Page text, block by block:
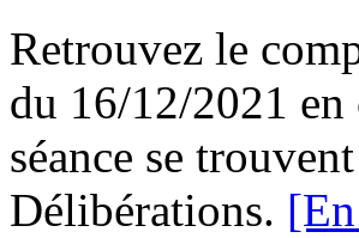
Retrouvez le
du 16/12/2021
séance se
Délibérations.